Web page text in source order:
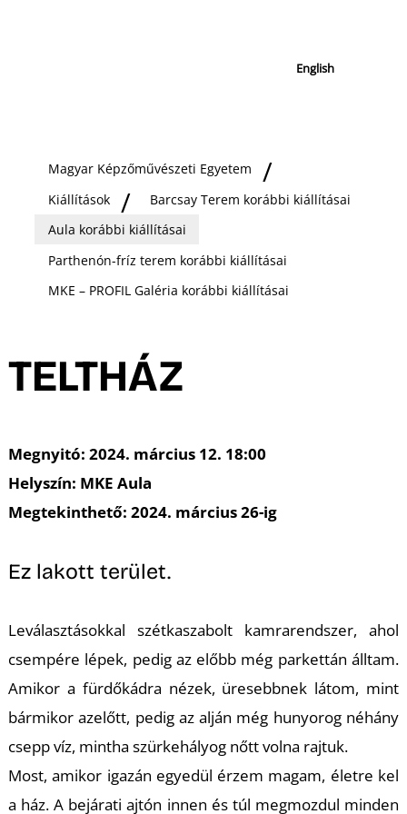
English
Magyar Képzőművészeti Egyetem
Kiállítások
Barcsay Terem korábbi kiállításai
Aula korábbi kiállításai
Parthenón-fríz terem korábbi kiállításai
MKE – PROFIL Galéria korábbi kiállításai
TELTHÁZ
Megnyitó: 2024. március 12. 18:00
Helyszín: MKE Aula
Megtekinthető: 2024. március 26-ig
Ez lakott terület.
Leválasztásokkal szétkaszabolt kamrarendszer, ahol
csempére lépek, pedig az előbb még parkettán álltam.
Amikor a fürdőkádra nézek, üresebbnek látom, mint
bármikor azelőtt, pedig az alján még hunyorog néhány
csepp víz, mintha szürkehályog nőtt volna rajtuk.
Most, amikor igazán egyedül érzem magam, életre kel
a ház. A bejárati ajtón innen és túl megmozdul minden